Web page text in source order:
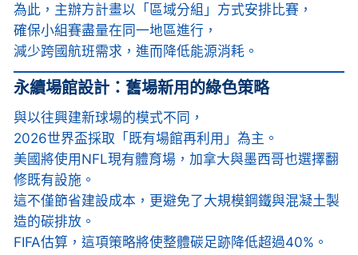
為此，主辦方計畫以「區域分組」方式安排比賽，
確保小組賽盡量在同一地區進行，
減少跨國航班需求，進而降低能源消耗。
永續場館設計：舊場新用的綠色策略
與以往興建新球場的模式不同，
2026世界盃採取「既有場館再利用」為主。
美國將使用NFL現有體育場，加拿大與墨西哥也選擇翻
修既有設施。
這不僅節省建設成本，更避免了大規模鋼鐵與混凝土製
造的碳排放。
FIFA估算，這項策略將使整體碳足跡降低超過40%。